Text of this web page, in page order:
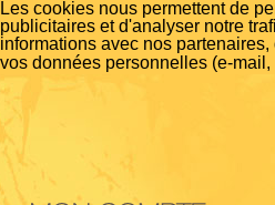
Les cookies nous permettent de
publicitaires et d'analyser notre
informations avec nos
vos données personnelles (e-mail,